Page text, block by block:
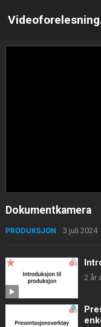
Dokumentkamera
PRODUKSJON 3 juli 2024
2 år